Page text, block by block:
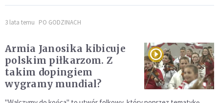
3 lata temu PO GODZINACH
Armia Janosika kibicuje
polskim piłkarzom. Z
takim dopingiem
wygramy mundial?